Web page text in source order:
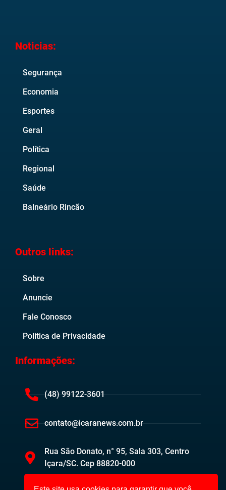
Noticias:
Segurança
Economia
Esportes
Geral
Política
Regional
Saúde
Balneário Rincão
Outros links:
Sobre
Anuncie
Fale Conosco
Politica de Privacidade
Informações:
(48) 99122-3601
contato@icaranews.com.br
Rua São Donato, n° 95, Sala 303, Centro
Içara/SC. Cep 88820-000